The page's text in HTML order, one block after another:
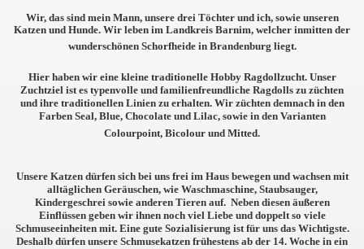
Wir, das sind mein Mann, unsere drei Töchter und ich, sowie unseren
Katzen und Hunde. Wir leben im Landkreis Barnim, welcher inmitten der
wunderschönen Schorfheide in Brandenburg liegt.
Hier haben wir eine kleine traditionelle Hobby Ragdollzucht. Unser
Zuchtziel ist es typenvolle und familienfreundliche Ragdolls zu züchten
und ihre traditionellen Linien zu erhalten. Wir züchten demnach in den
Farben Seal, Blue, Chocolateund Lilac, sowie in den Varianten
Colourpoint, Bicolour und Mitted.
Unsere Katzen dürfen sich bei uns frei im Haus bewegen und wachsen mit
alltäglichen Geräuschen, wie Waschmaschine, Staubsauger,
Kindergeschrei sowie anderen Tieren auf. Neben diesen äußeren
Einflüssen geben wir ihnen noch viel Liebe und doppelt so viele
Schmuseeinheiten mit. Eine gute Sozialisierung ist für uns das Wichtigste.
Deshalb dürfen unsere Schmusekatzen frühestens ab der 14. Woche in ein